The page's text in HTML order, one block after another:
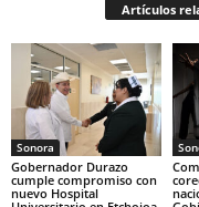
Artículos
Sonora
Gobernador Durazo
cumple compromiso con
nuevo Hospital